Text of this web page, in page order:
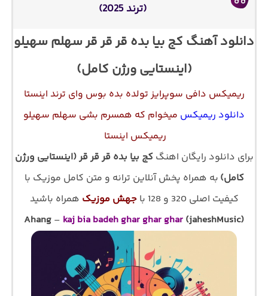
(ترند 2025)
دانلود آهنگ کج بیا بده قر قر قر سهلم سهیلو
(اینستایی ورژن کامل)
ریمیکس دافی سوپرایز تولده بده بوس وای ترند اینستا
دانلود ریمیکس میخوام که همسرم بشی سهلم سهیلو
ریمیکس اینستا
برای دانلود رایگان اهنگکج بیا بده قر قر قر (اینستایی ورژن
کامل) به همراه پخش آنلاین ترانه و متن کامل موزیک با
کیفیت اصلی 320 و 128 با
جهش موزیک همراه باشید
Ahang – kaj bia badeh ghar ghar ghar (jaheshMusic)